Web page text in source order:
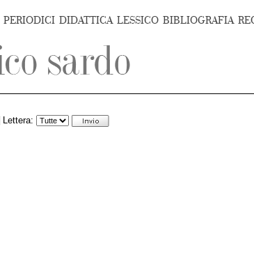
PERIODICI DIDATTICA LESSICO BIBLIOGRAFIA
Lettera: